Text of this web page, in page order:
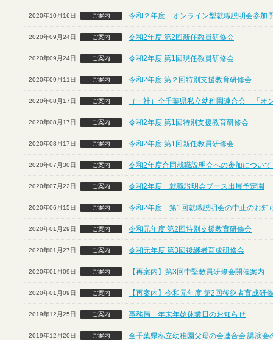
2020年10月16日 ご案内 令和２年度 オンライン型就職説明会参加
2020年09月24日 ご案内 令和2年度 第2回新任教員研修会
2020年09月24日 ご案内 令和2年度 第1回現任教員研修会
2020年09月11日 ご案内 令和2年度 第２回特別支援教育研修会
2020年08月17日 ご案内 （一社）全千葉県私立幼稚園連合会 「オ
2020年08月17日 ご案内 令和2年度 第1回特別支援教育研修会
2020年08月17日 ご案内 令和2年度 第1回新任教員研修会
2020年07月30日 ご案内 令和2年度合同就職説明会への参加につい
2020年07月22日 ご案内 令和2年度 就職説明会ブース出展予定園
2020年06月15日 ご案内 令和2年度 第1回就職説明会の中止のお知
2020年01月29日 ご案内 令和元年度 第2回特別支援教育研修会
2020年01月27日 ご案内 令和元年度 第3回後継者育成研修会
2020年01月09日 ご案内 【再案内】第3回中堅教員研修会開催案内
2020年01月09日 ご案内 【再案内】令和元年度 第2回後継者育成研
2019年12月25日 ご案内 事務局 年末年始休業日のお知らせ
2019年12月20日 ご案内 全千葉県私立幼稚園父母の会連合会 講演会